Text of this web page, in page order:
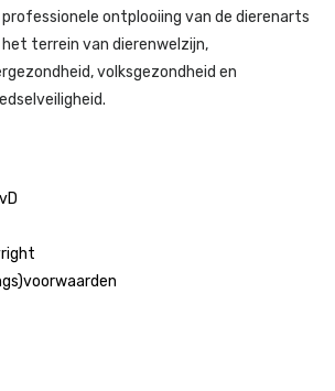
professionele ontplooiing van de dierenarts
het terrein van dierenwelzijn,
volksgezondheid en